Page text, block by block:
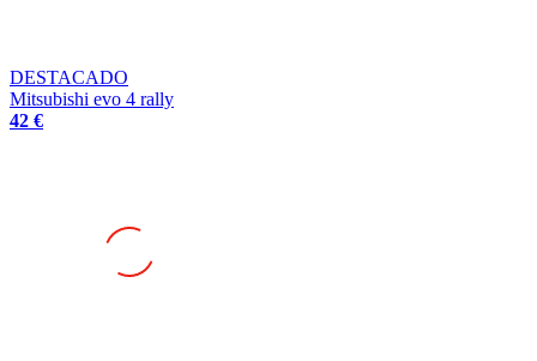
Mitsubishi evo 4 rally
42 €